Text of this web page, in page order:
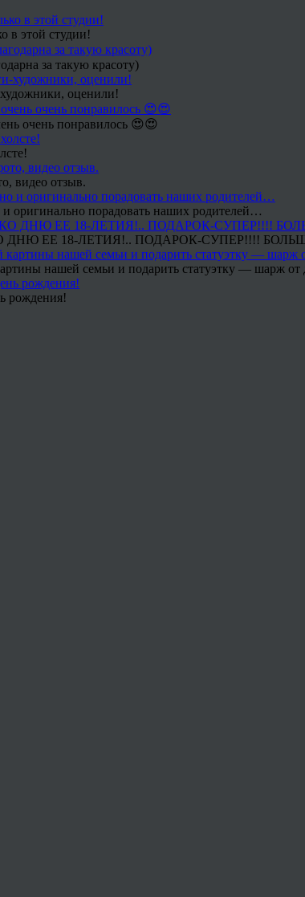
в этой студии!
за такую красоту)
оценили!
очень понравилось 😍😍
видео отзыв.
оригинально порадовать наших родителей…
ЕЕ 18-ЛЕТИЯ!.. ПОДАРОК-СУПЕР!!!!
нашей семьи и подарить статуэтку — шарж
рождения!